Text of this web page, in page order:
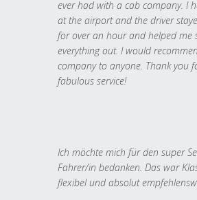
ever had with a cab company. I
at the airport and the driver
for over an hour and helped me
everything out. I would
company to anyone. Thank you
fabulous service!
Ich möchte mich für den super
Fahrer/in bedanken. Das war
flexibel und absolut